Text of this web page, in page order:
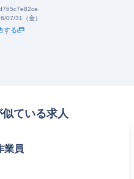
07/31（金）
する
ている求人
業員